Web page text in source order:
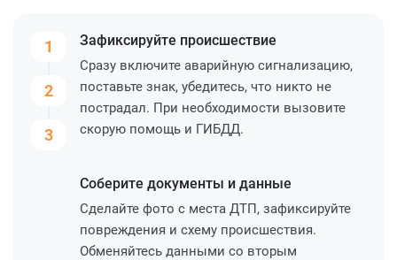
1
2
3
Зафиксируйте происшествие
Сразу включите аварийную сигнализацию,
поставьте знак, убедитесь, что никто не
пострадал. При необходимости вызовите
скорую помощь и ГИБДД.
Соберите документы и данные
Сделайте фото с места ДТП, зафиксируйте
повреждения и схему происшествия.
Обменяйтесь данными со вторым